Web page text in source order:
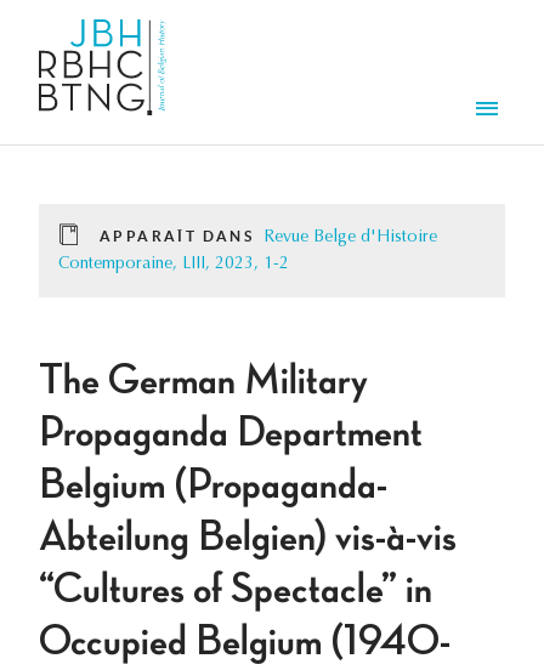
APPARAÎT DANS
Revue Belge d'Histoire
Contemporaine, LIII, 2023, 1-2
The German Military
Propaganda Department
Belgium (Propaganda-
Abteilung Belgien) vis-à-vis
“Cultures of Spectacle” in
Occupied Belgium (1940-